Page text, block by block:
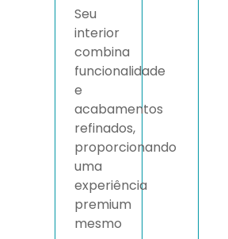
Seu
interior
combina
funcionalidade
e
acabamentos
refinados,
proporcionando
uma
experiência
premium
mesmo